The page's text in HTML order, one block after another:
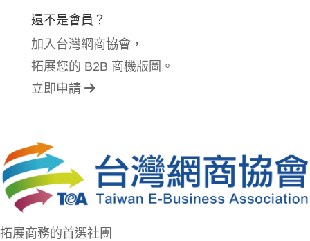
還不是會員？
加入台灣網商協會，
拓展您的 B2B 商機版圖。
立即申請
拓展商務的首選社團